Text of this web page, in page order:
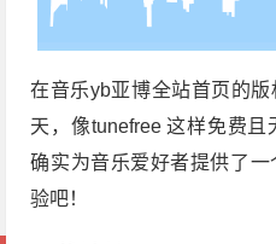
在音乐yb亚博全站首页的
天，像tunefree 这样免费且
确实为音乐爱好者提供了
验吧！